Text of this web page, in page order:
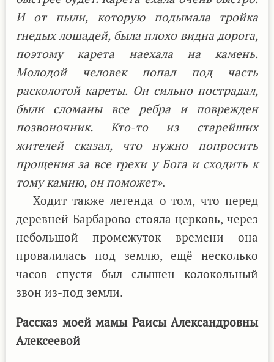
И от пыли, которую подымала тройка
гнедых лошадей, была плохо видна дорога,
поэтому карета наехала на камень.
Молодой человек попал под часть
расколотой кареты. Он сильно пострадал,
были сломаны все ребра и поврежден
позвоночник. Кто-то из старейших
жителей сказал, что нужно попросить
прощения за все грехи у Бога и сходить к
тому камню, он поможет».
Ходит также легенда о том, что перед
деревней Барбарово стояла церковь, через
небольшой промежуток времени она
провалилась под землю, ещё несколько
часов спустя был слышен колокольный
звон из-под земли.
Рассказ моей мамы Раисы Александровны
Алексеевой